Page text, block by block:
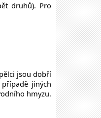
druhů). Pro
jsou dobří
jiných
hmyzu.